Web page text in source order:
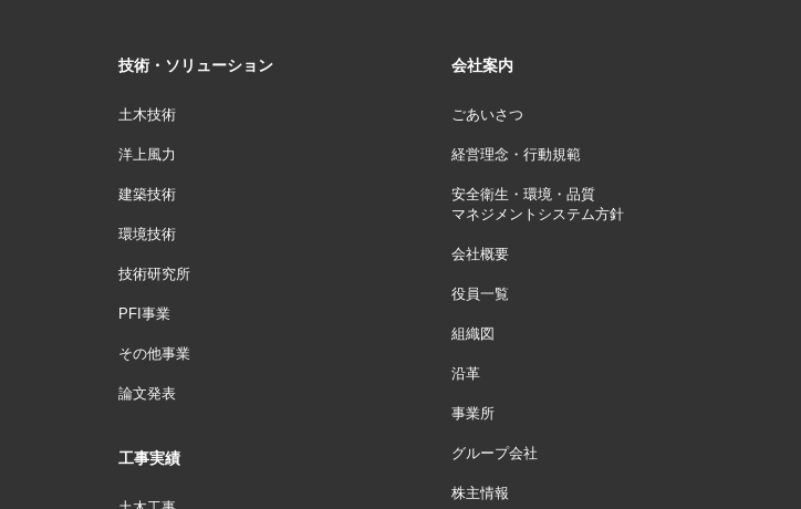
技術・ソリューション
土木技術
洋上風力
建築技術
環境技術
技術研究所
PFI事業
その他事業
論文発表
工事実績
会社案内
ごあいさつ
経営理念・行動規範
安全衛生・環境・品質
マネジメントシステム方針
会社概要
役員一覧
組織図
沿革
事業所
グループ会社
株主情報